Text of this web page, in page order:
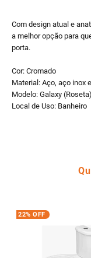
Com design atual e
a melhor opção para
porta.
Cor: Cromado
Material: Aço, aço inox
Modelo: Galaxy
Local de Uso: Banheiro
22% OFF